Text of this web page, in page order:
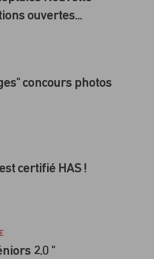
ouvertes...
concours photos
certifié HAS !
2.0 "